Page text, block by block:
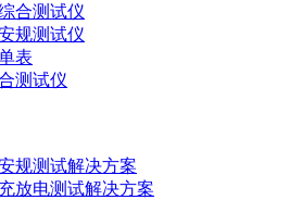
合测试仪
规测试仪
表
测试仪
规测试解决方案
放电测试解决方案